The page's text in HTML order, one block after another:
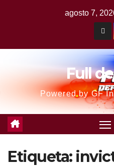
agosto 7,
Full
Powered by GF
Etiqueta: